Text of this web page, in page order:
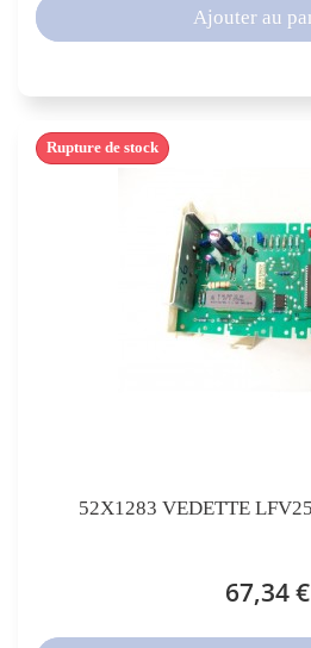
Ajouter au
52X1283 VEDETTE
67,34 €
Rupture de stock